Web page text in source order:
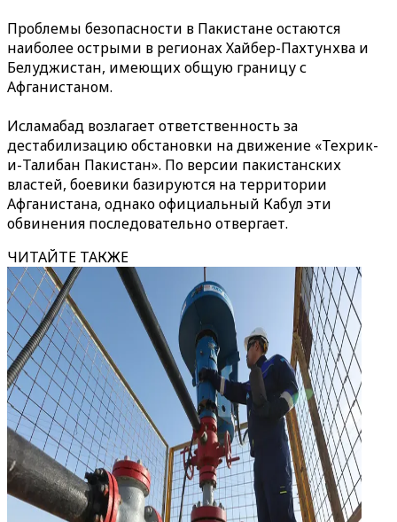
Проблемы безопасности в Пакистане остаются
наиболее острыми в регионах Хайбер-Пахтунхва и
Белуджистан, имеющих общую границу с
Афганистаном.
Исламабад возлагает ответственность за
дестабилизацию обстановки на движение «Техрик-
и-Талибан Пакистан». По версии пакистанских
властей, боевики базируются на территории
Афганистана, однако официальный Кабул эти
обвинения последовательно отвергает.
ЧИТАЙТЕ ТАКЖЕ